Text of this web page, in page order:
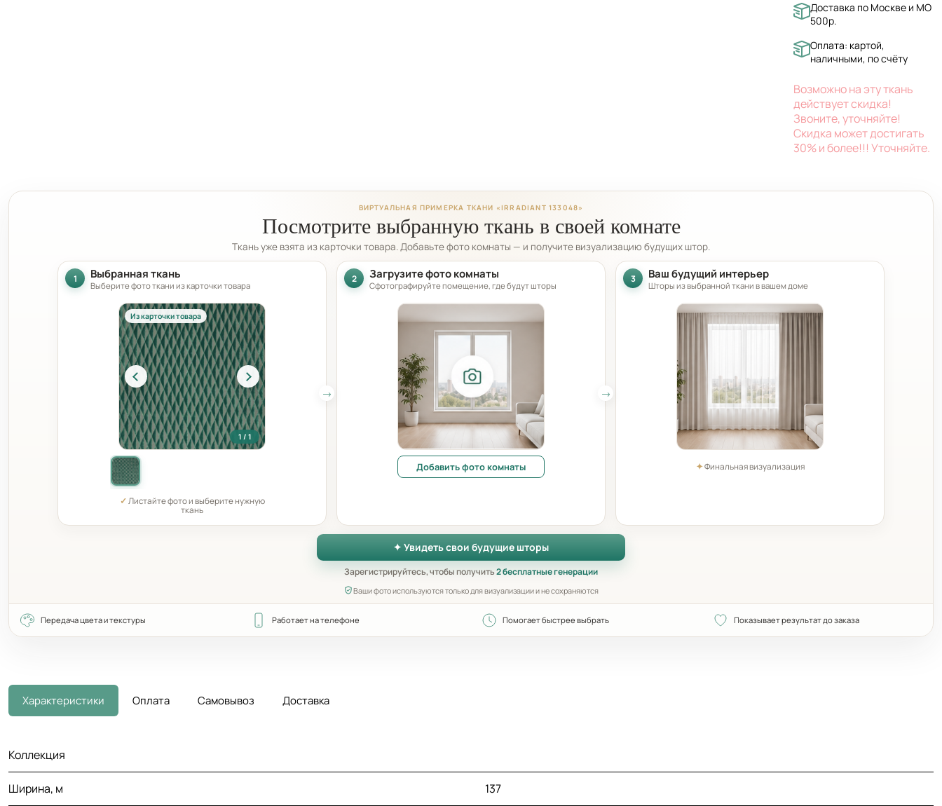
Доставка по Москве и МО
500р.
Оплата: картой,
наличными, по счёту
Возможно на эту ткань
действует скидка!
Звоните, уточняйте!
Скидка может достигать
30% и более!!! Уточняйте.
ВИРТУАЛЬНАЯ ПРИМЕРКА ТКАНИ «IRRADIANT 133048»
Посмотрите выбранную ткань в своей комнате
Ткань уже взята из карточки товара. Добавьте фото комнаты — и получите визуализацию будущих штор.
1 Выбранная ткань
Выберите фото ткани из карточки товара
Из карточки товара
1 / 1
✓Листайте фото и выберите нужную
ткань
2 Загрузите фото комнаты
Сфотографируйте помещение, где будут шторы
Добавить фото комнаты
3 Ваш будущий интерьер
Шторы из выбранной ткани в вашем доме
✦Финальная визуализация
✦ Увидеть свои будущие шторы
Зарегистрируйтесь, чтобы получить2 бесплатные генерации
Ваши фото используются только для визуализации и не сохраняются
Передача цвета и текстуры Работает на телефоне Помогает быстрее выбрать Показывает результат до заказа
Характеристики Оплата Самовывоз Доставка
Коллекция
Ширина, м 137